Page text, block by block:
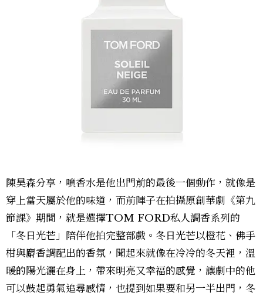
陳昊森分享，噴香水是他出門前的最後一個動作，就像是
穿上當天屬於他的味道，而前陣子在拍攝原創華劇《第九
節課》期間，就是選擇TOM FORD私人調香系列的
「冬日光芒」陪伴他拍完整部戲。冬日光芒以橙花、佛手
柑與麝香調配出的香氛，聞起來就像在冷冷的冬天裡，溫
暖的陽光灑在身上，帶來明亮又幸福的感覺，讓劇中的他
可以鼓起勇氣追尋感情，也提到如果要和另一半出門，冬